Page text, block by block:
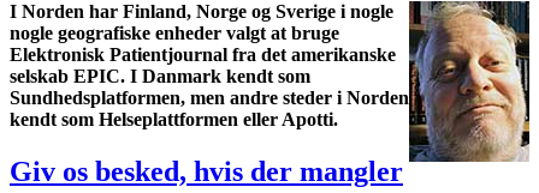
I Norden har Finland, Norge og Sverige i nogle
nogle geografiske enheder valgt at bruge
Elektronisk Patientjournal fra det amerikanske
selskab EPIC. I Danmark kendt som
Sundhedsplatformen, men andre steder i Norden
kendt som Helseplattformen eller Apotti.
Giv os besked, hvis der mangler